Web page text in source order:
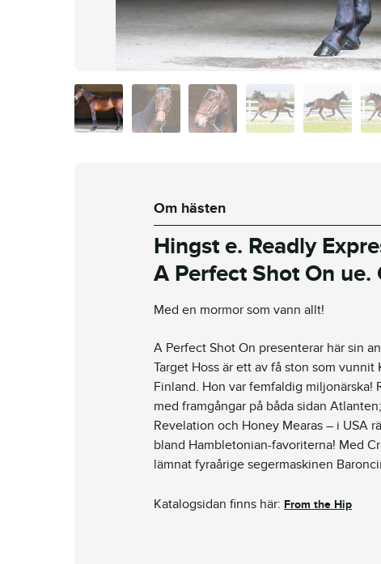
Om hästen
Hingst e. Readly
A Perfect ShotOn ue.
Med en mormor som vann allt!
A Perfect Shot On presenterar här sin
Target Hoss är ett av få ston som vunnit
Finland. Hon var femfaldig miljonärska!
med framgångar på båda sidan
Revelation och Honey Mearas – i USA
bland Hambletonian-favoriterna! Med
lämnat fyraårige segermaskinen
Katalogsidan finns här: From the Hip